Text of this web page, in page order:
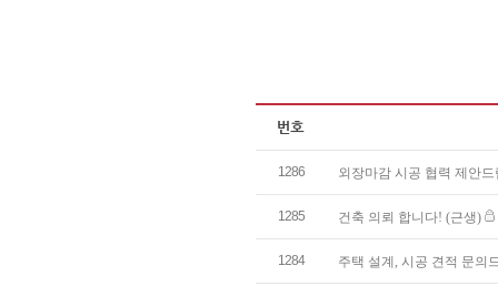
1286 외장마감 시공 협력 제안
1285 건축 의뢰 합니다! (근생)
1284 주택 설계, 시공 견적 문의